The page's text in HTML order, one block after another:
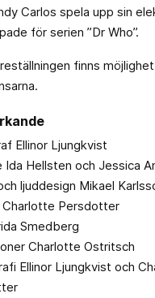
Carlos spela upp sin
för serien ”Dr Who”.
finns
Ellinor Ljungkvist
Ida Hellsten och Jessica
ljuddesign Mikael
Charlotte Persdotter
Smedberg
Charlotte Ostritsch
Ellinor Ljungkvist och